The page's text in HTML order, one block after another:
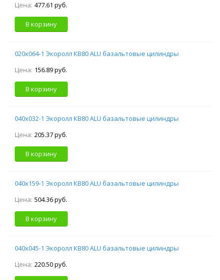
Цена: 477.61 руб.
В корзину
020х064-1 Экоролл КВ80 ALU базальтовые цилиндры
Цена: 156.89 руб.
В корзину
040х032-1 Экоролл КВ80 ALU базальтовые цилиндры
Цена: 205.37 руб.
В корзину
040х159-1 Экоролл КВ80 ALU базальтовые цилиндры
Цена: 504.36 руб.
В корзину
040х045-1 Экоролл КВ80 ALU базальтовые цилиндры
Цена: 220.50 руб.